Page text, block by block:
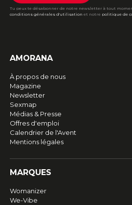
Tu peux te désabonner de notre newsletter à tout
conditions générales d'utilisation et notre politique de
AMORANA
À propos de nous
Magazine
Newsletter
Sexmap
Médias & Presse
Offres d'emploi
Calendrier de l'Avent
Mentions légales
MARQUES
Womanizer
We-Vibe